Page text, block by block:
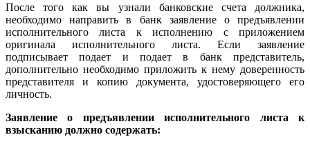
После того как вы узнали банковские счета должника,
необходимо направить в банк заявление о предъявлении
исполнительного листа к исполнению с приложением
оригинала исполнительного листа. Если заявление
подписывает подает и подает в банк представитель,
дополнительно необходимо приложить к нему доверенность
представителя и копию документа, удостоверяющего его
личность.
Заявление о предъявлении исполнительного листа к
взысканию должно содержать: